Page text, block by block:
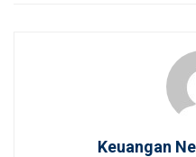
Keuangan